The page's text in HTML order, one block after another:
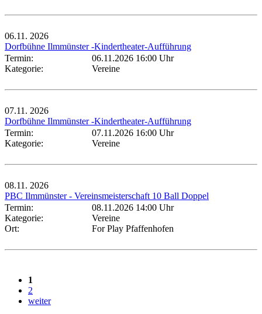
06.11. 2026
Dorfbühne Ilmmünster -Kindertheater-Aufführung
Termin:
06.11.2026 16:00 Uhr
Kategorie:
Vereine
07.11. 2026
Dorfbühne Ilmmünster -Kindertheater-Aufführung
Termin:
07.11.2026 16:00 Uhr
Kategorie:
Vereine
08.11. 2026
PBC Ilmmünster - Vereinsmeisterschaft 10 Ball Doppel
Termin:
08.11.2026 14:00 Uhr
Kategorie:
Vereine
Ort:
For Play Pfaffenhofen
1
2
weiter